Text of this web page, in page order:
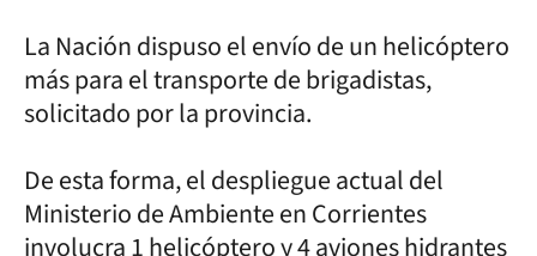
La Nación dispuso el envío de un helicóptero
más para el transporte de brigadistas,
solicitado por la provincia.
De esta forma, el despliegue actual del
Ministerio de Ambiente en Corrientes
involucra 1 helicóptero y 4 aviones hidrantes